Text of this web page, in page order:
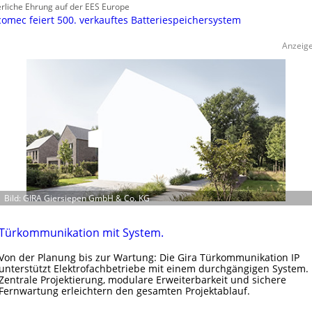
Ehrung auf der EES Europe
feiert 500. verkauftes Batteriespeichersystem
Bild: GIRA Giersiepen GmbH & Co. KG
mit System.
der Planung bis zur Wartung: Die Gira Türkommunikation IP
Elektrofachbetriebe mit einem durchgängigen System.
Projektierung, modulare Erweiterbarkeit und sichere
erleichtern den gesamten Projektablauf.